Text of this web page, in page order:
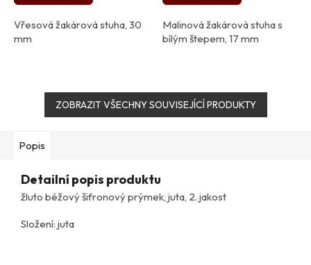
Vřesová žakárová stuha, 30
mm
Malinová žakárová stuha s
bílým štepem, 17 mm
ZOBRAZIT VŠECHNY SOUVISEJÍCÍ PRODUKTY
Popis
Detailní popis produktu
žluto béžový šifronový prýmek, juta, 2. jakost
Složení: juta